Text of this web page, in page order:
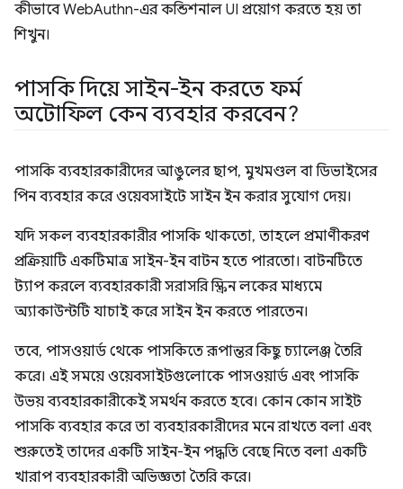
কীভাবে WebAuthn-এর কন্ডিশনাল UI প্রয়োগ করতে হয় তা
শিখুন।
পাসকি দিয়ে সাইন-ইন করতে ফর্ম
অটোফিল কেন ব্যবহার করবেন?
পাসকি ব্যবহারকারীদের আঙুলের ছাপ, মুখমণ্ডল বা ডিভাইসের
পিন ব্যবহার করে ওয়েবসাইটে সাইন ইন করার সুযোগ দেয়।
যদি সকল ব্যবহারকারীর পাসকি থাকতো, তাহলে প্রমাণীকরণ
প্রক্রিয়াটি একটিমাত্র সাইন-ইন বাটন হতে পারতো। বাটনটিতে
ট্যাপ করলে ব্যবহারকারী সরাসরি স্ক্রিন লকের মাধ্যমে
অ্যাকাউন্টটি যাচাই করে সাইন ইন করতে পারতেন।
তবে, পাসওয়ার্ড থেকে পাসকিতে রূপান্তর কিছু চ্যালেঞ্জ তৈরি
করে। এই সময়ে ওয়েবসাইটগুলোকে পাসওয়ার্ড এবং পাসকি
উভয় ব্যবহারকারীকেই সমর্থন করতে হবে। কোন কোন সাইট
পাসকি ব্যবহার করে তা ব্যবহারকারীদের মনে রাখতে বলা এবং
শুরুতেই তাদের একটি সাইন-ইন পদ্ধতি বেছে নিতে বলা একটি
খারাপ ব্যবহারকারী অভিজ্ঞতা তৈরি করে।